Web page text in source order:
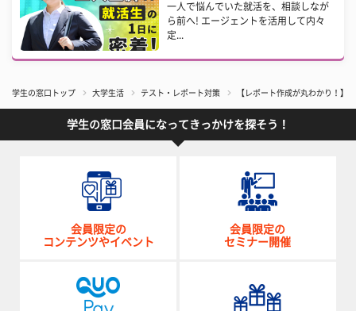
一人で悩んでいた就活を、相談しなが
ら前へ! エージェントを活用して内々
定...
学生の窓口トップ 大学生活 テスト・レポート対策 【レポート作成が丸わかり！】
学生の窓口会員になってきっかけを探そう！
会員限定の
コンテンツやイベント
会員限定の
セミナー開催